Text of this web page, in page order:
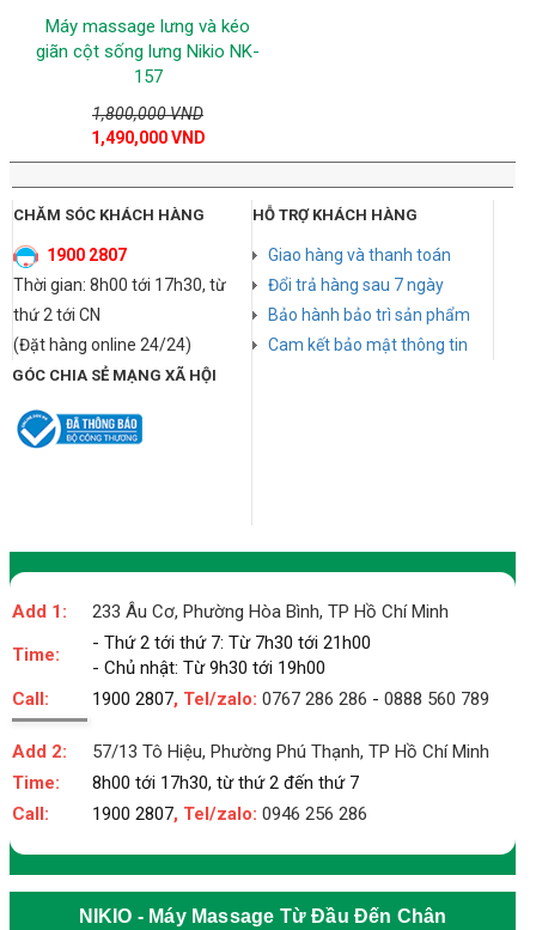
Máy massage lưng và kéo
giãn cột sống lưng Nikio NK-
157
1,800,000 VND
1,490,000 VND
CHĂM SÓC KHÁCH HÀNG
1900 2807
Thời gian: 8h00 tới 17h30, từ
thứ 2 tới CN
(Đặt hàng online 24/24)
HỖ TRỢ KHÁCH HÀNG
Giao hàng và thanh toán
Đổi trả hàng sau 7 ngày
Bảo hành bảo trì sản phẩm
Cam kết bảo mật thông tin
GÓC CHIA SẺ MẠNG XÃ HỘI
Add 1: 233 Âu Cơ, Phường Hòa Bình, TP Hồ Chí Minh
Time:
- Thứ 2 tới thứ 7: Từ 7h30 tới 21h00
- Chủ nhật: Từ 9h30 tới 19h00
Call:
1900 2807, Tel/zalo:0767 286 286 -0888 560 789
Add 2:
57/13 Tô Hiệu, Phường Phú Thạnh, TP Hồ Chí Minh
Time:
8h00 tới 17h30, từ thứ 2 đến thứ 7
Call:
1900 2807, Tel/zalo:0946 256 286
NIKIO - Máy Massage Từ Đầu Đến Chân